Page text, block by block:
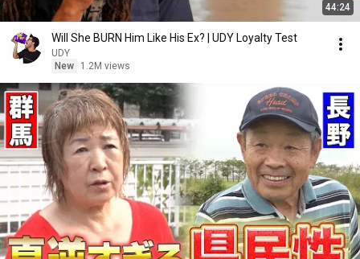
44:24
Will She BURN Him Like His Ex? | UDY Loyalty Test
UDY
New
1.2M views